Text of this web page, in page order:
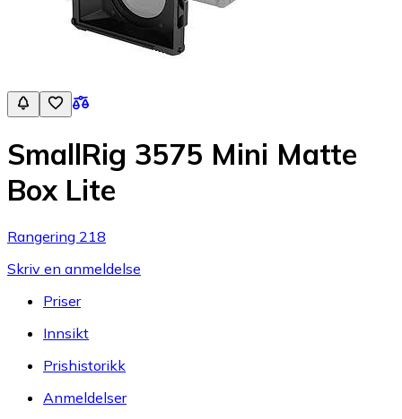
SmallRig 3575 Mini Matte
Box Lite
Rangering 218
Skriv en anmeldelse
Priser
Innsikt
Prishistorikk
Anmeldelser